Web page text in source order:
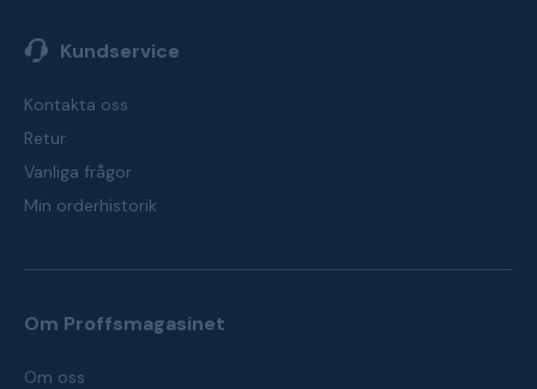
Kundservice
Kontakta oss
Retur
Vanliga frågor
Min orderhistorik
Om Proffsmagasinet
Om oss